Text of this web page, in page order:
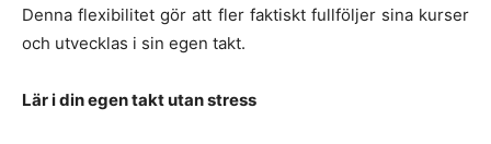
Denna flexibilitet gör att fler faktiskt fullföljer sina kurser
och utvecklas i sin egen takt.
Lär i din egen takt utan stress